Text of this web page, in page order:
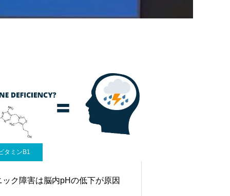
タミンB1
ック障害は脳内pHの低下が原因